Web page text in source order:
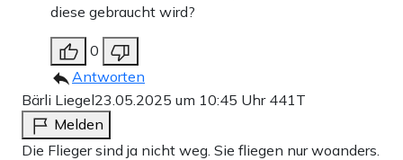
diese gebraucht wird?
0
Antworten
Bärli Liegel23.05.2025 um 10:45 Uhr 441T
Melden
Die Flieger sind ja nicht weg. Sie fliegen nur woanders.